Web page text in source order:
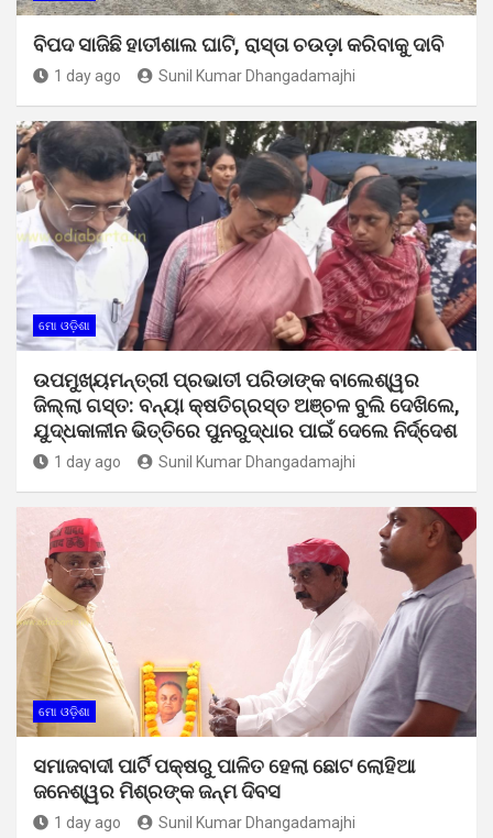
ବିପଦ ସାଜିଛି ହାତୀଶାଲ ଘାଟି, ରାସ୍ତା ଚଉଡ଼ା କରିବାକୁ ଦାବି
1 day ago Sunil Kumar Dhangadamajhi
ମୋ ଓଡ଼ିଶା
ଉପମୁଖ୍ୟମନ୍ତ୍ରୀ ପ୍ରଭାତୀ ପରିଡାଙ୍କ ବାଲେଶ୍ୱର
ଜିଲ୍ଲା ଗସ୍ତ: ବନ୍ୟା କ୍ଷତିଗ୍ରସ୍ତ ଅଞ୍ଚଳ ବୁଲି ଦେଖିଲେ,
ଯୁଦ୍ଧକାଳୀନ ଭିତ୍ତିରେ ପୁନରୁଦ୍ଧାର ପାଇଁ ଦେଲେ ନିର୍ଦ୍ଦେଶ
1 day ago Sunil Kumar Dhangadamajhi
ମୋ ଓଡ଼ିଶା
ସମାଜବାଦୀ ପାର୍ଟି ପକ୍ଷରୁ ପାଳିତ ହେଲା ଛୋଟ ଲୋହିଆ
ଜନେଶ୍ୱର ମିଶ୍ରଙ୍କ ଜନ୍ମ ଦିବସ
1 day ago Sunil Kumar Dhangadamajhi